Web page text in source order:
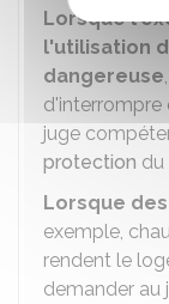
Lorsque
l'utilisation
dangereuse
d'interrompre
juge
protection du
Lorsque
exemple,
rendent le
demander au